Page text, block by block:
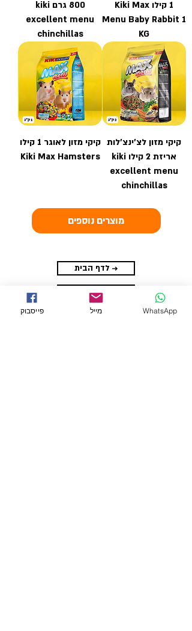
1 קילו Kiki Max
Menu Baby Rabbit 1
KG
800 גרם kiki
excellent menu
chinchillas
קיקי מזון לצ'ינצ'לות
אריזת 2 קילו kiki
excellent menu
chinchillas
קיקי מזון לאוגר 1 קילו
Kiki Max Hamsters
מוצרים נוספים
לדף הבית →
לכל המוצרים
← מצע למכרסמים פייסבוק מייל WhatsApp